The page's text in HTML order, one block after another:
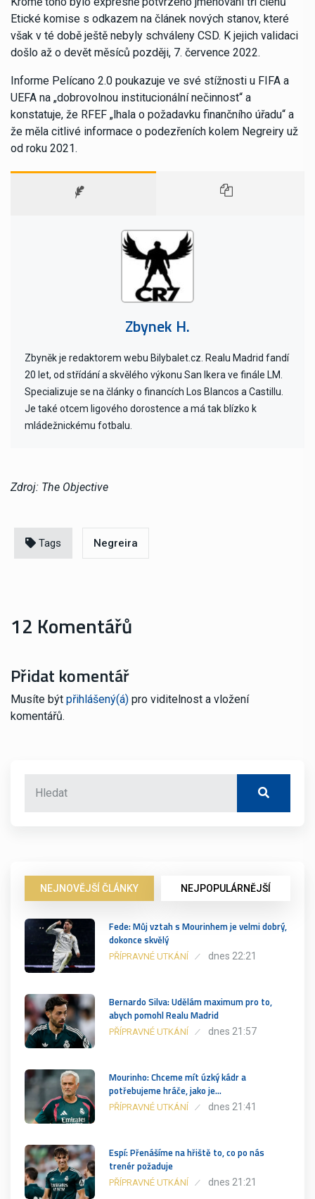
Etické komise s odkazem na článek nových stanov, které
však v té době ještě nebyly schváleny CSD. K jejich validaci
došlo až o devět měsíců později, 7. července 2022.
Informe Pelícano 2.0 poukazuje ve své stížnosti u FIFA a
UEFA na „dobrovolnou institucionální nečinnost“ a
konstatuje, že RFEF „lhala o požadavku finančního úřadu“ a
že měla citlivé informace o podezřeních kolem Negreiry už
od roku 2021.
Zbynek H.
Zbyněk je redaktorem webu Bilybalet.cz. Realu Madrid fandí
20 let, od střídání a skvělého výkonu San Ikera ve finále LM.
Specializuje se na články o financích Los Blancos a Castillu.
Je také otcem ligového dorostence a má tak blízko k
mládežnickému fotbalu.
Zdroj: The Objective
Tags Negreira
12 Komentářů
Přidat komentář
Musíte být přihlášený(á) pro viditelnost a vložení
komentářů.
NEJNOVĚJŠÍ ČLÁNKY NEJPOPULÁRNĚJŠÍ
Fede: Můj vztah s Mourinhem je velmi dobrý,
dokonce skvělý
PŘÍPRAVNÉ UTKÁNÍ dnes 22:21
Bernardo Silva: Udělám maximum pro to,
abych pomohl Realu Madrid
PŘÍPRAVNÉ UTKÁNÍ dnes 21:57
Mourinho: Chceme mít úzký kádr a
potřebujeme hráče, jako je…
PŘÍPRAVNÉ UTKÁNÍ dnes 21:41
Espí: Přenášíme na hřiště to, co po nás
trenér požaduje
PŘÍPRAVNÉ UTKÁNÍ dnes 21:21